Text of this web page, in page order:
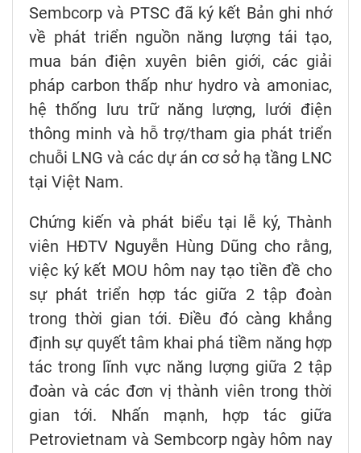
Sembcorp và PTSC đã ký kết Bản ghi nhớ
về phát triển nguồn năng lượng tái tạo,
mua bán điện xuyên biên giới, các giải
pháp carbon thấp như hydro và amoniac,
hệ thống lưu trữ năng lượng, lưới điện
thông minh và hỗ trợ/tham gia phát triển
chuỗi LNG và các dự án cơ sở hạ tầng LNC
tại Việt Nam.
Chứng kiến và phát biểu tại lễ ký, Thành
viên HĐTV Nguyễn Hùng Dũng cho rằng,
việc ký kết MOU hôm nay tạo tiền đề cho
sự phát triển hợp tác giữa 2 tập đoàn
trong thời gian tới. Điều đó càng khẳng
định sự quyết tâm khai phá tiềm năng hợp
tác trong lĩnh vực năng lượng giữa 2 tập
đoàn và các đơn vị thành viên trong thời
gian tới. Nhấn mạnh, hợp tác giữa
Petrovietnam và Sembcorp ngày hôm nay